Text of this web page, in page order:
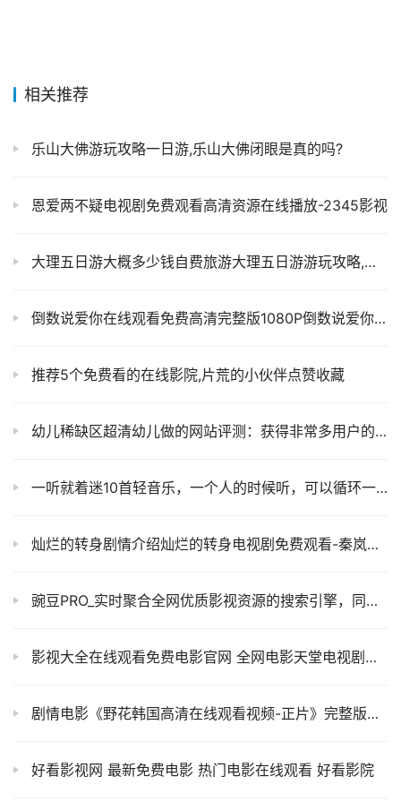
相关推荐
乐山大佛游玩攻略一日游,乐山大佛闭眼是真的吗?
恩爱两不疑电视剧免费观看高清资源在线播放-2345影视
大理五日游大概多少钱自费旅游大理五日游游玩攻略,自驾游
倒数说爱你在线观看免费高清完整版1080P倒数说爱你电影简介
推荐5个免费看的在线影院,片荒的小伙伴点赞收藏
幼儿稀缺区超清幼儿做的网站评测：获得非常多用户的一致好评！
一听就着迷10首轻音乐，一个人的时候听，可以循环一整天
灿烂的转身剧情介绍灿烂的转身电视剧免费观看-秦岚热播新剧
豌豆PRO_实时聚合全网优质影视资源的搜索引擎，同时支持在线观看和资源及字幕下载
影视大全在线观看免费电影官网 全网电影天堂电视剧免费追剧
剧情电影《野花韩国高清在线观看视频-正片》完整版高清免费
好看影视网 最新免费电影 热门电影在线观看 好看影院